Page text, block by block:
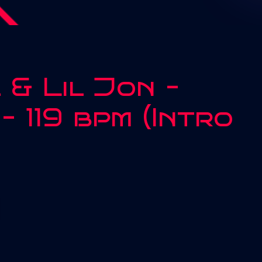
Lil Jon –
119 bpm (Intro